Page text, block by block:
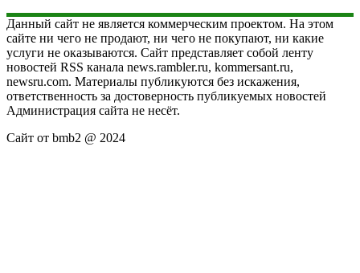
Данный сайт не является коммерческим проектом. На этом
сайте ни чего не продают, ни чего не покупают, ни какие
услуги не оказываются. Сайт представляет собой ленту
новостей RSS канала news.rambler.ru, kommersant.ru,
newsru.com. Материалы публикуются без искажения,
ответственность за достоверность публикуемых новостей
Администрация сайта не несёт.
Сайт от bmb2 @ 2024